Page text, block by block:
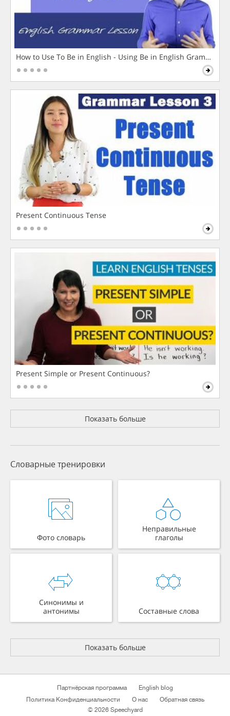
How to Use To Be in English - Using Be in English Grammar
Present Continuous Tense
Present Simple or Present Continuous?
Показать больше
Словарные тренировки
Фото словарь
Неправильные
глаголы
Синонимы и
антонимы
Составные слова
Показать больше
Партнёрская программа
English blog
Политика Конфиденциальности
О нас
Обратная связь
© 2026 Speechyard